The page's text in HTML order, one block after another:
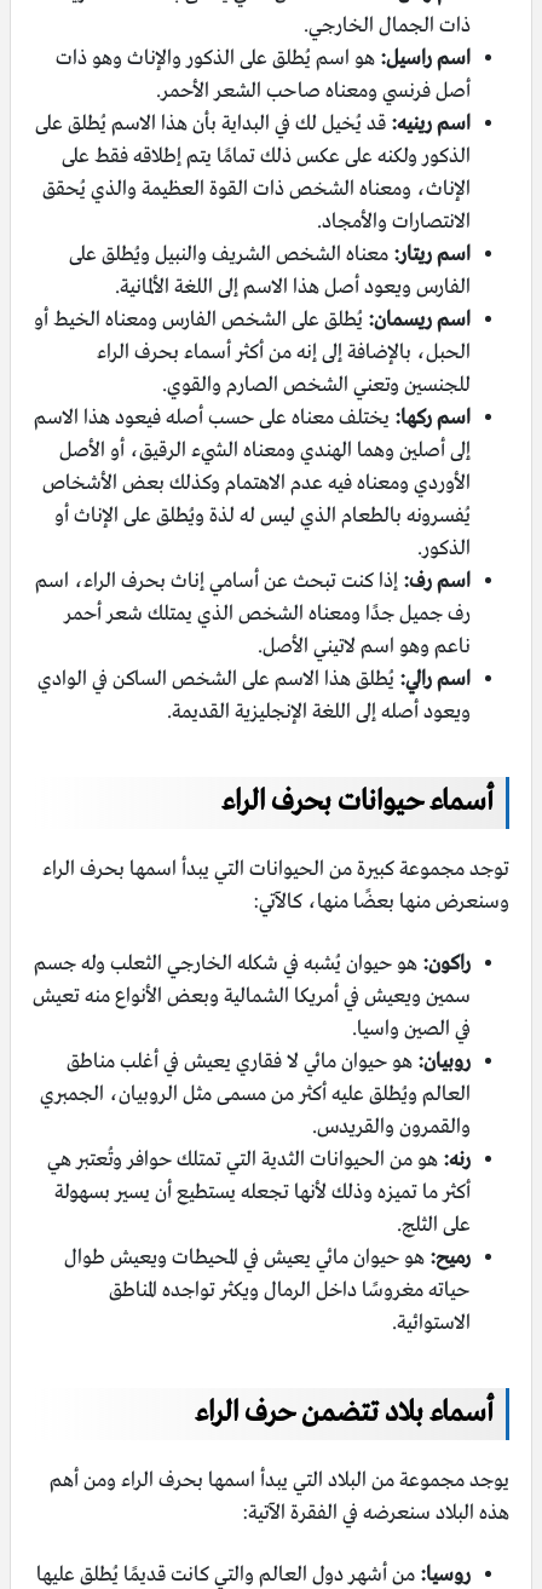
ذات الجمال الخارجي.
اسم راسيل: هو اسم يُطلق على الذكور والإناث وهو ذات
أصل فرنسي ومعناه صاحب الشعر الأحمر.
اسم رينيه: قد يُخيل لك في البداية بأن هذا الاسم يُطلق على
الذكور ولكنه على عكس ذلك تمامًا يتم إطلاقه فقط على
الإناث، ومعناه الشخص ذات القوة العظيمة والذي يُحقق
الانتصارات والأمجاد.
اسم ريتار: معناه الشخص الشريف والنبيل ويُطلق على
الفارس ويعود أصل هذا الاسم إلى اللغة الألمانية.
اسم ريسمان: يُطلق على الشخص الفارس ومعناه الخيط أو
الحبل، بالإضافة إلى إنه من أكثر أسماء بحرف الراء
للجنسين وتعني الشخص الصارم والقوي.
اسم ركها: يختلف معناه على حسب أصله فيعود هذا الاسم
إلى أصلين وهما الهندي ومعناه الشيء الرقيق، أو الأصل
الأوردي ومعناه فيه عدم الاهتمام وكذلك بعض الأشخاص
يُفسرونه بالطعام الذي ليس له لذة ويُطلق على الإناث أو
الذكور.
اسم رف: إذا كنت تبحث عن أسامي إناث بحرف الراء، اسم
رف جميل جدًا ومعناه الشخص الذي يمتلك شعر أحمر
ناعم وهو اسم لاتيني الأصل.
اسم رالي: يُطلق هذا الاسم على الشخص الساكن في الوادي
ويعود أصله إلى اللغة الإنجليزية القديمة.
أسماء حيوانات بحرف الراء
توجد مجموعة كبيرة من الحيوانات التي يبدأ اسمها بحرف الراء
وسنعرض منها بعضًا منها، كالآتي:
راكون: هو حيوان يُشبه في شكله الخارجي الثعلب وله جسم
سمين ويعيش في أمريكا الشمالية وبعض الأنواع منه تعيش
في الصين واسيا.
روبيان: هو حيوان مائي لا فقاري يعيش في أغلب مناطق
العالم ويُطلق عليه أكثر من مسمى مثل الروبيان، الجمبري
والقمرون والقريدس.
رنه: هو من الحيوانات الثدية التي تمتلك حوافر وتُعتبر هي
أكثر ما تميزه وذلك لأنها تجعله يستطيع أن يسير بسهولة
على الثلج.
رميح: هو حيوان مائي يعيش في المحيطات ويعيش طوال
حياته مغروسًا داخل الرمال ويكثر تواجده المناطق
الاستوائية.
أسماء بلاد تتضمن حرف الراء
يوجد مجموعة من البلاد التي يبدأ اسمها بحرف الراء ومن أهم
هذه البلاد سنعرضه في الفقرة الآتية:
روسيا: من أشهر دول العالم والتي كانت قديمًا يُطلق عليها